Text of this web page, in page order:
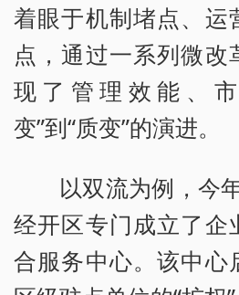
着眼于机制堵点、运
点，通过一系列微改
现了管理效能、
变”到“质变”的演进。
以双流为例，今
经开区专门成立了企
合服务中心。该中心